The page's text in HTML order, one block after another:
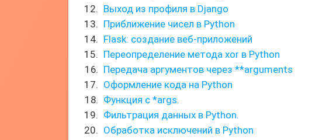
Выход из профиля в Django
Приближение чисел в Python
Flask: создание веб-приложений
Переопределение метода xor в Python
Передача аргументов через **arguments
Оформление кода на Python
Функция с *args.
Фильтрация данных в Python.
Обработка исключений в Python